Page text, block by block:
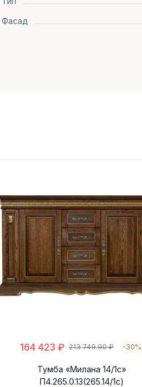
Фасад
164 423 ₽ 213 749.90 ₽ -30%
Тумба «Милана 14/1с»
П4.265.0.13(265.14/1с)